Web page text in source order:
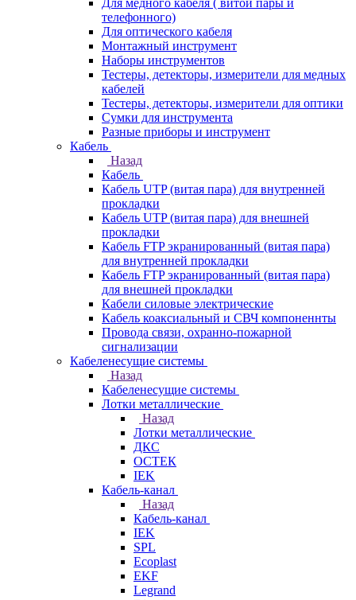
Для медного кабеля ( витой пары и
телефонного)
Для оптического кабеля
Монтажный инструмент
Наборы инструментов
Тестеры, детекторы, измерители для медных
кабелей
Тестеры, детекторы, измерители для оптики
Сумки для инструмента
Разные приборы и инструмент
Кабель
Назад
Кабель
Кабель UTP (витая пара) для внутренней
прокладки
Кабель UTP (витая пара) для внешней
прокладки
Кабель FTP экранированный (витая пара)
для внутренней прокладки
Кабель FTP экранированный (витая пара)
для внешней прокладки
Кабели силовые электрические
Кабель коаксиальный и СВЧ компоненнты
Провода связи, охранно-пожарной
сигнализации
Кабеленесущие системы
Назад
Кабеленесущие системы
Лотки металлические
Назад
Лотки металлические
ДКС
ОСТЕК
IEK
Кабель-канал
Назад
Кабель-канал
IEK
SPL
Ecoplast
EKF
Legrand